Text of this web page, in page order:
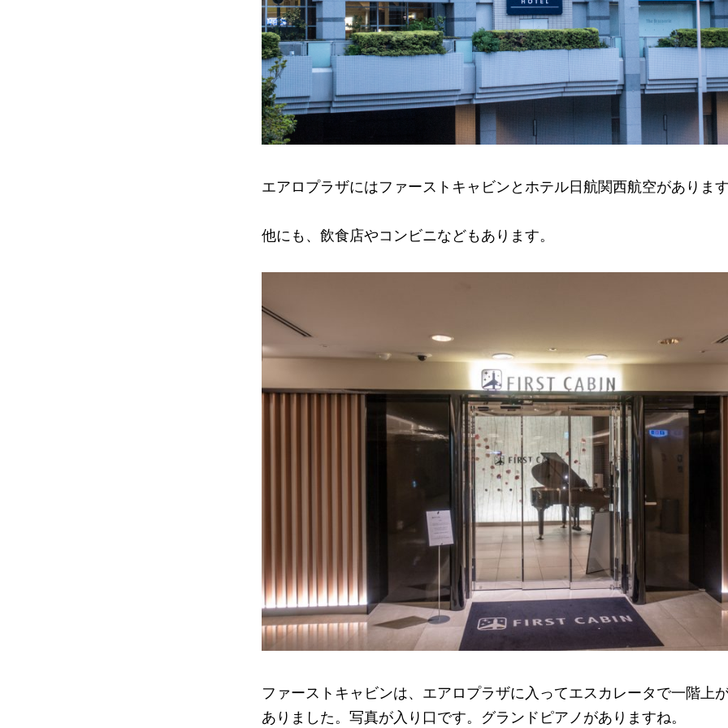
エアロプラザにはファーストキャビンとホテル日航関西航空がありま
他にも、飲食店やコンビニなどもあります。
ファーストキャビンは、エアロプラザに入ってエスカレータで一階上
ありました。写真が入り口です。グランドピアノがありますね。